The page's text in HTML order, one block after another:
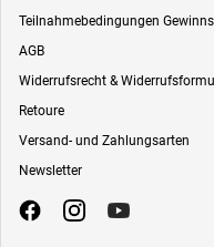
Teilnahmebedingungen
AGB
Widerrufsrecht &
Retoure
Versand- und Zahlungsarten
Newsletter